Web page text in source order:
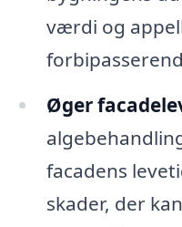
værdi og
Øger
facadens
skader, der